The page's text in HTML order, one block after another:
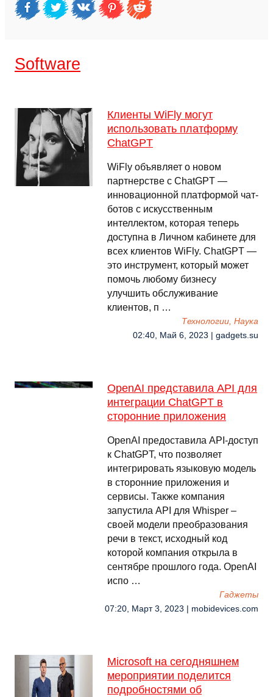
Software
Клиенты WiFly могут
использовать платформу
ChatGPT
WiFly объявляет о новом
партнерстве с ChatGPT —
инновационной платформой чат-
ботов с искусственным
интеллектом, которая теперь
доступна в Личном кабинете для
всех клиентов WiFly. ChatGPT —
это инструмент, который может
помочь любому бизнесу
улучшить обслуживание
клиентов, п …
Технологии, Наука
02:40, Май 6, 2023 | gadgets.su
OpenAI представила API для
интеграции ChatGPT в
сторонние приложения
OpenAI предоставила API-доступ
к ChatGPT, что позволяет
интегрировать языковую модель
в сторонние приложения и
сервисы. Также компания
запустила API для Whisper –
своей модели преобразования
речи в текст, исходный код
которой компания открыла в
сентябре прошлого года. OpenAI
испо …
Гаджеты
07:20, Март 3, 2023 | mobidevices.com
Microsoft на сегодняшнем
мероприятии поделится
подробностями об